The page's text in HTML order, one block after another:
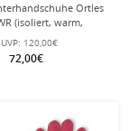
Ortles
(isoliert, warm,
schwarz Herren
120,00€
72,00€